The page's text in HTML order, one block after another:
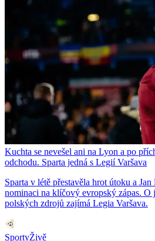
Kuchta se nevešel ani na Lyon a po
odchodu. Sparta jedná s Legií Varšava
Sparta v létě přestavěla hrot útoku a
nominaci na klíčový evropský zápas. O
polských zdrojů zajímá Legia Varšava.
SportyŽivě